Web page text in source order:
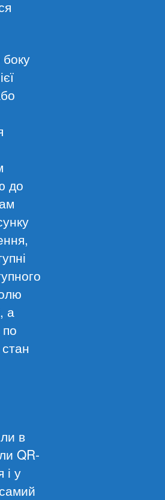
до
а
в
QR-
і у